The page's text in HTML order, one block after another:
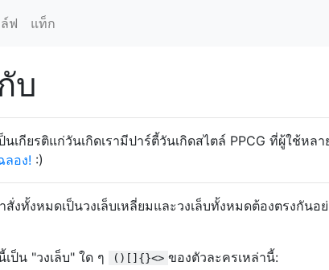
ฟ แท็ก
บ
นเกียรติแก่วันเกิดเรามีปาร์ตี้วันเกิดสไตล์ PPCG ที่ผู้ใช้หล
ลอง! :)
งทั้งหมดเป็นวงเล็บเหลี่ยมและวงเล็บทั้งหมดต้องตรงกันอ
ป็น "วงเล็บ" ใด ๆ
()[]{}<> ของตัวละครเหล่านี้: